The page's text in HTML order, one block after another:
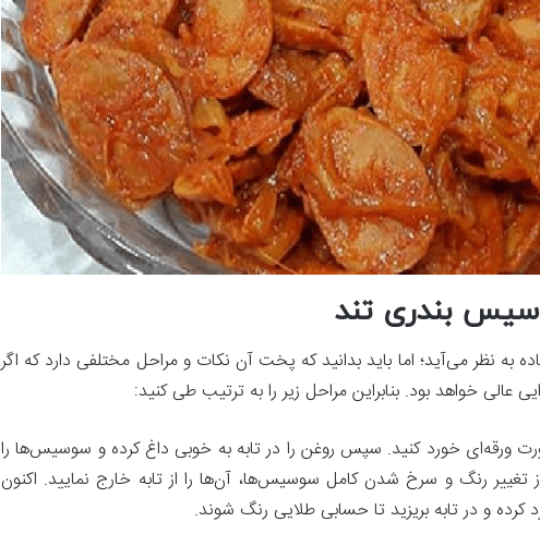
بندری تند
نظر می‌آید؛ اما باید بدانید که پخت آن نکات و مراحل مختلفی دارد که اگر
خواهد بود. بنابراین مراحل زیر را به ترتیب طی کنید:
ورقه‌ای خورد کنید. سپس روغن را در تابه به خوبی داغ کرده و سوسیس‌ها را
تغییر رنگ و سرخ شدن کامل سوسیس‌ها، آن‌ها را از تابه خارج نمایید. اکنون
و در تابه بریزید تا حسابی طلایی رنگ شوند.